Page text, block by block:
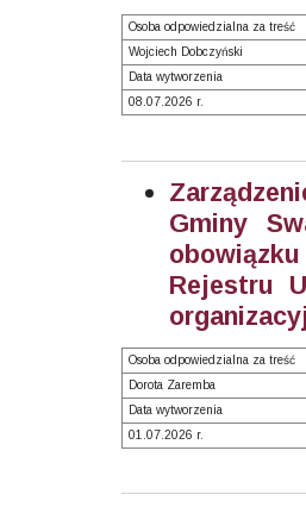
Osoba odpowiedzialna za treść
Wojciech Dobczyński
Data wytworzenia
08.07.2026 r.
Gminy
Rejestru
Osoba odpowiedzialna za treść
Dorota Zaremba
Data wytworzenia
01.07.2026 r.